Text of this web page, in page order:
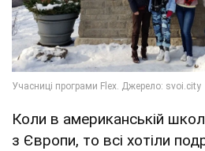
Коли в американській
з Європи, то всі хотіли